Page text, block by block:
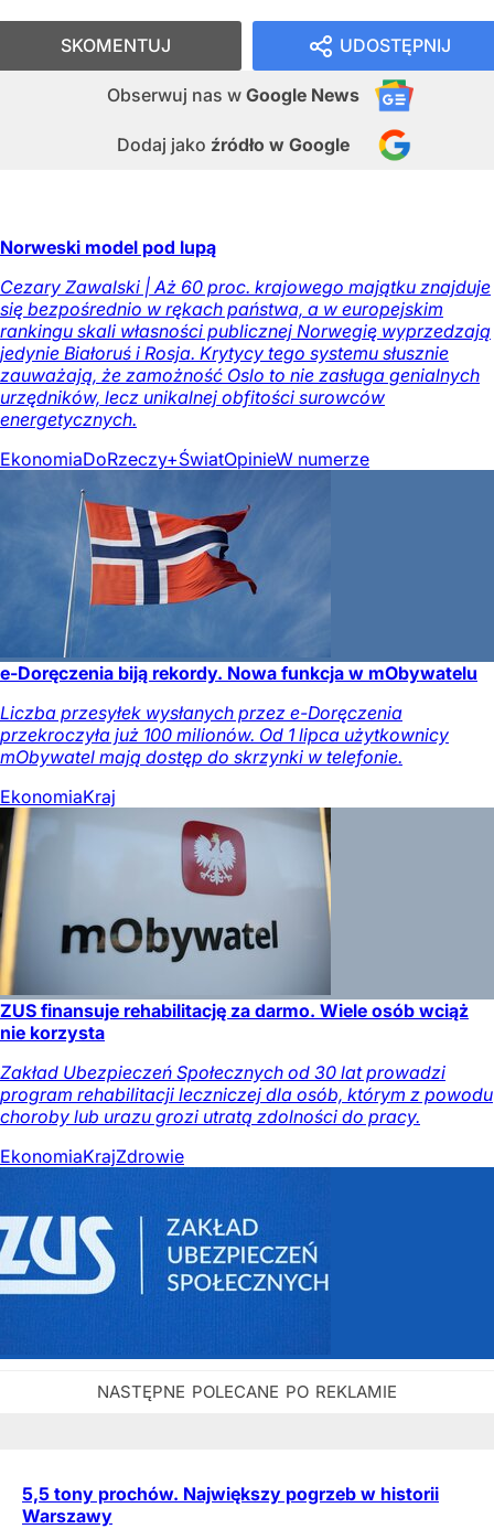
UDOSTĘPNIJ
Obserwuj nas w Google News
Dodaj jako źródło w Google
SKOMENTUJ
Norweski model pod lupą
Cezary Zawalski | Aż 60 proc. krajowego majątku znajduje
się bezpośrednio w rękach państwa, a w europejskim
rankingu skali własności publicznej Norwegię wyprzedzają
jedynie Białoruś i Rosja. Krytycy tego systemu słusznie
zauważają, że zamożność Oslo to nie zasługa genialnych
urzędników, lecz unikalnej obfitości surowców
energetycznych.
EkonomiaDoRzeczy+ŚwiatOpinieW numerze
e-Doręczenia biją rekordy. Nowa funkcja w mObywatelu
Liczba przesyłek wysłanych przez e-Doręczenia
przekroczyła już 100 milionów. Od 1 lipca użytkownicy
mObywatel mają dostęp do skrzynki w telefonie.
EkonomiaKraj
ZUS finansuje rehabilitację za darmo. Wiele osób wciąż
nie korzysta
Zakład Ubezpieczeń Społecznych od 30 lat prowadzi
program rehabilitacji leczniczej dla osób, którym z powodu
choroby lub urazu grozi utratą zdolności do pracy.
EkonomiaKrajZdrowie
5,5 tony prochów. Największy pogrzeb w historii
Warszawy